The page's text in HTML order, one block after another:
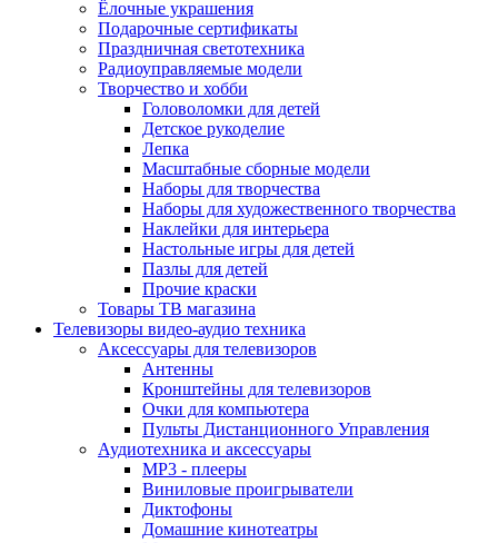
Ёлочные украшения
Подарочные сертификаты
Праздничная светотехника
Радиоуправляемые модели
Творчество и хобби
Головоломки для детей
Детское рукоделие
Лепка
Масштабные сборные модели
Наборы для творчества
Наборы для художественного творчества
Наклейки для интерьера
Настольные игры для детей
Пазлы для детей
Прочие краски
Товары ТВ магазина
Телевизоры видео-аудио техника
Аксессуары для телевизоров
Антенны
Кронштейны для телевизоров
Очки для компьютера
Пульты Дистанционного Управления
Аудиотехника и аксессуары
MP3 - плееры
Виниловые проигрыватели
Диктофоны
Домашние кинотеатры